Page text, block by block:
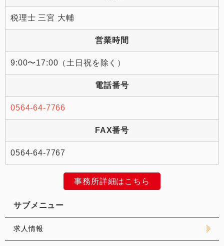
税理士 三宮 大輔
営業時間
9:00〜17:00（土日祝を除く）
電話番号
0564-64-7766
FAX番号
0564-64-7767
事務所詳細はこちら
サブメニュー
求人情報